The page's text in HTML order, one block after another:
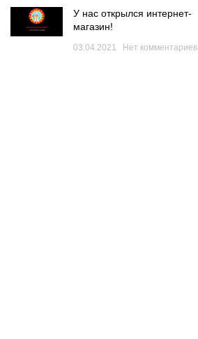
У нас открылся интернет-
магазин!
03.04.2021 Нет комментариев